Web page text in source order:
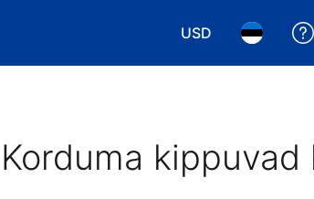
USD
Vali valuuta.
Vali
Korduma kippuvad